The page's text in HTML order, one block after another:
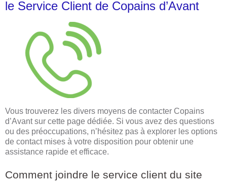
le Service Client de Copains d’Avant
Vous trouverez les divers moyens de contacter Copains
d’Avant sur cette page dédiée. Si vous avez des questions
ou des préoccupations, n’hésitez pas à explorer les options
de contact mises à votre disposition pour obtenir une
assistance rapide et efficace.
Comment joindre le service client du site